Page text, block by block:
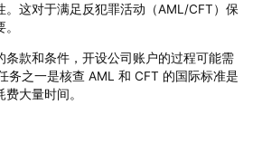
。这对于满足反犯罪活动（AML/CFT）保
条款和条件，开设公司账户的过程可能需
务之一是核查 AML 和 CFT 的国际标准是
大量时间。